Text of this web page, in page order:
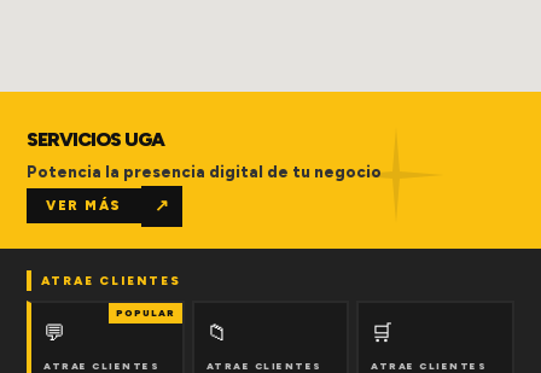
SERVICIOS UGA
Potencia la presencia digital de tu negocio
VER MÁS ↗
ATRAE CLIENTES
POPULAR
💬
ATRAE CLIENTES
📁
ATRAE CLIENTES
🛒
ATRAE CLIENTES